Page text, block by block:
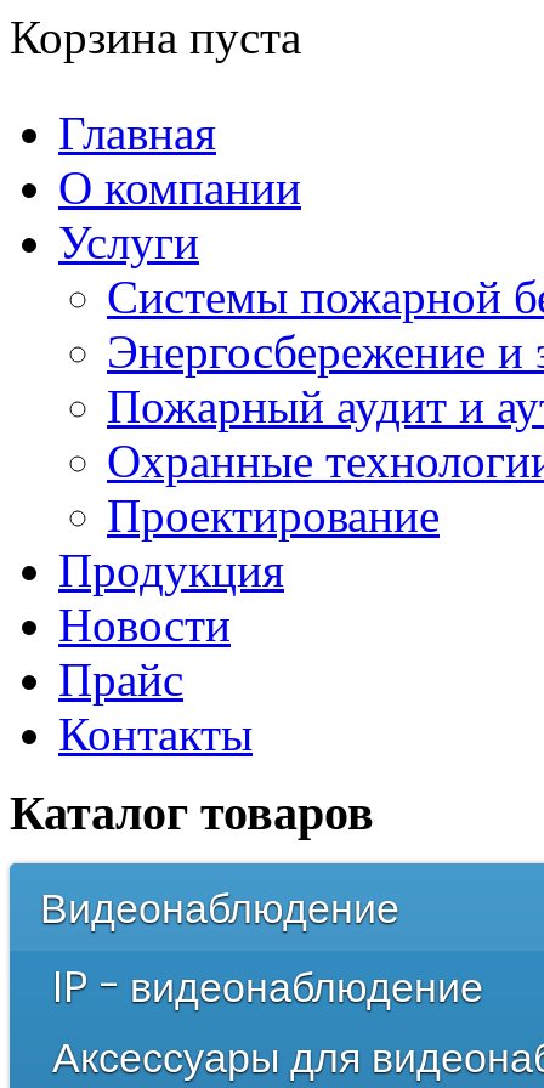
Корзина пуста
Главная
О компании
Услуги
Системы пожарной
Энергосбережение и
Пожарный аудит и
Охранные
Проектирование
Продукция
Новости
Прайс
Контакты
Каталог товаров
Видеонаблюдение
IP – видеонаблюдение
IP – видеокамеры
Корпусные
IP – видеорегистраторы
Аксессуары для